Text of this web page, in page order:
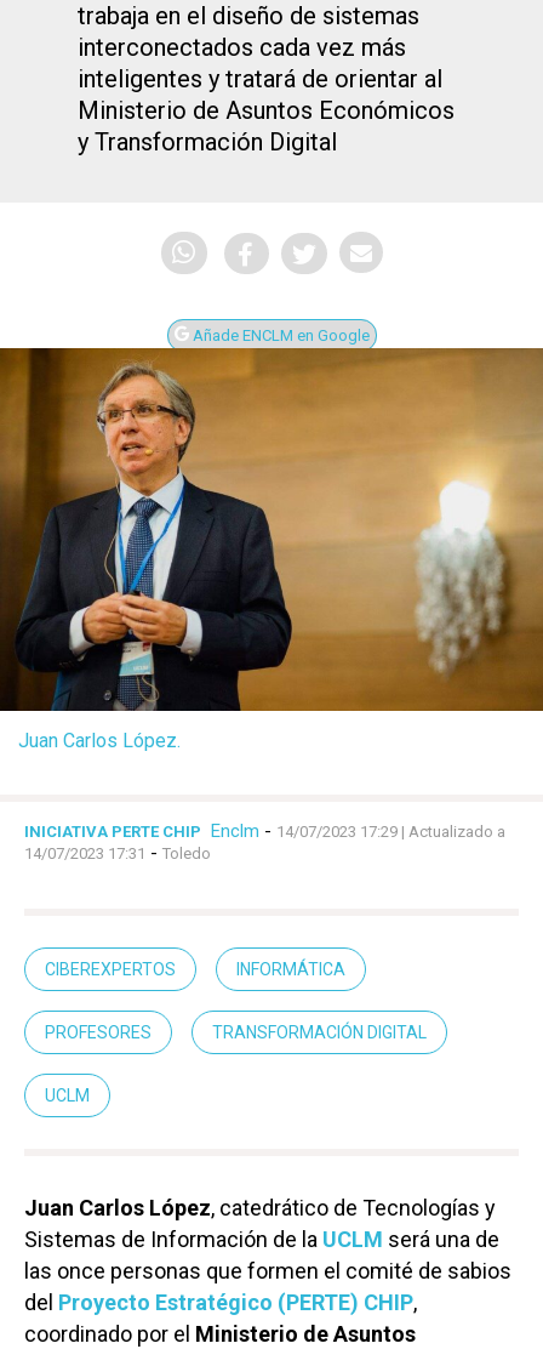
trabaja en el diseño de sistemas
interconectados cada vez más
inteligentes y tratará de orientar al
Ministerio de Asuntos Económicos
y Transformación Digital
Añade ENCLM en Google
Juan Carlos López.
INICIATIVA PERTE CHIP Enclm - 14/07/2023 17:29 | Actualizado a
14/07/2023 17:31 - Toledo
CIBEREXPERTOS INFORMÁTICA
PROFESORES TRANSFORMACIÓN DIGITAL
UCLM
Juan Carlos López, catedrático de Tecnologías y
Sistemas de Información de la UCLM será una de
las once personas que formen el comité de sabios
del Proyecto Estratégico (PERTE) CHIP,
coordinado por el Ministerio de Asuntos